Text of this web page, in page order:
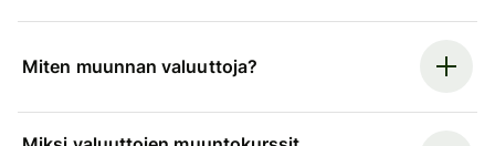
Miten muunnan valuuttoja?